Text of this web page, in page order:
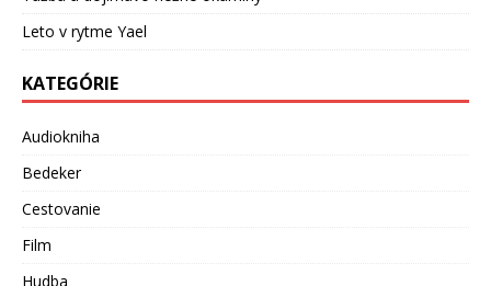
Leto v rytme Yael
KATEGÓRIE
Audiokniha
Bedeker
Cestovanie
Film
Hudba